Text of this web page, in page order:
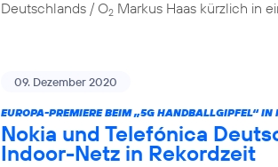
Deutschlands / O2 Markus Haas kürzlich in
09. Dezember 2020
EUROPA-PREMIERE BEIM „5G HANDBALLGIPFEL“ IN
Nokia und Telefónica
Indoor-Netz in Rekordzeit